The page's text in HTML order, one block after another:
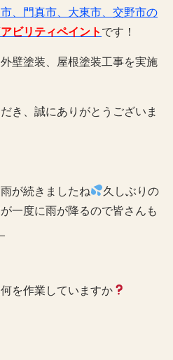
、門真市、大東市、交野市の
アビリティペイント です！
壁塗装、屋根塗装工事を実施
き、誠にありがとうございま
が続きましたね
久しぶりの
一度に雨が降るので皆さんも
を作業していますか